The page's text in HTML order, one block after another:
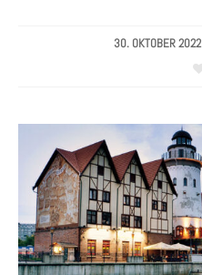
30. OKTOBER 2022